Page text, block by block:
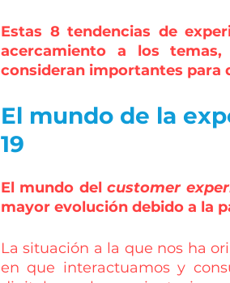
Estas 8 tendencias de
acercamiento a los
consideran importantes para
El mundo de la
19
El mundo del customer
mayor evolución debido a la
La situación a la que nos ha
en que interactuamos y